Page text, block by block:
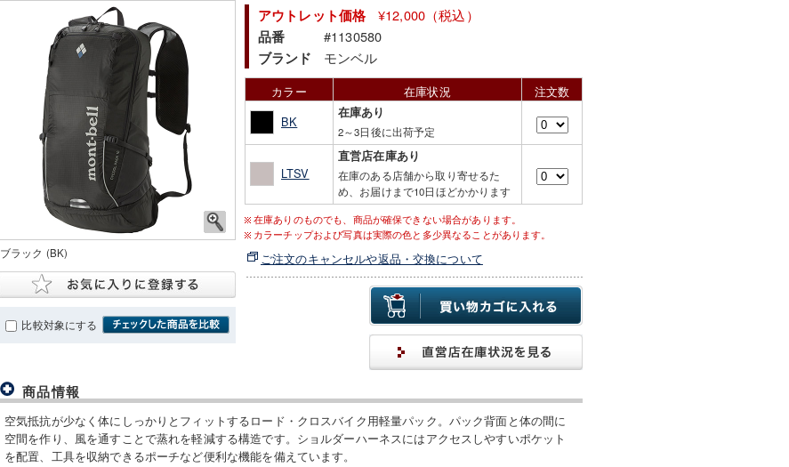
ブラック (BK)
比較対象にする
アウトレット価格 ¥12,000（税込）
品番 #1130580
ブランド モンベル
カラー 在庫状況
注文数
BK
在庫あり
2～3日後に出荷予定
LTSV
直営店在庫あり
在庫のある店舗から取り寄せるた
め、お届けまで10日ほどかかります
在庫ありのものでも、商品が確保できない場合があります。
カラーチップおよび写真は実際の色と多少異なることがあります。
ご注文のキャンセルや返品・交換について
商品情報
空気抵抗が少なく体にしっかりとフィットするロード・クロスバイク用軽量パック。パック背面と体の間に
空間を作り、風を通すことで蒸れを軽減する構造です。ショルダーハーネスにはアクセスしやすいポケット
を配置、工具を収納できるポーチなど便利な機能を備えています。